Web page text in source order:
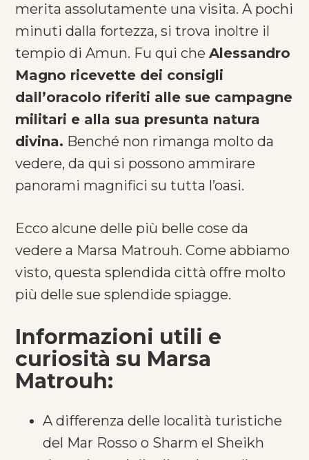
merita assolutamente una visita. A pochi
minuti dalla fortezza, si trova inoltre il
tempio di Amun. Fu qui che Alessandro
Magno ricevette dei consigli
dall’oracolo riferiti alle sue campagne
militari e alla sua presunta natura
divina. Benché non rimanga molto da
vedere, da qui si possono ammirare
panorami magnifici su tutta l’oasi.
Ecco alcune delle più belle cose da
vedere a Marsa Matrouh. Come abbiamo
visto, questa splendida città offre molto
più delle sue splendide spiagge.
Informazioni utili e
curiosità su Marsa
Matrouh:
A differenza delle località turistiche
del Mar Rosso o Sharm el Sheikh